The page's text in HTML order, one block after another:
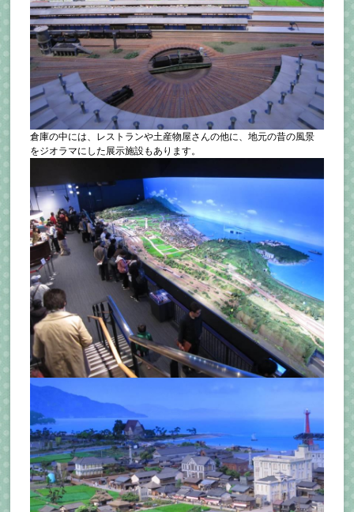
倉庫の中には、レストランや土産物屋さんの他に、地元の昔の風景
をジオラマにした展示施設もあります。